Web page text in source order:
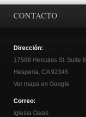
CONTACTO
Dirección:
17508 Hercules St. Suite 8
Hesperia, CA 92345
Ver mapa en Google
Correo:
Iglesia Oasis